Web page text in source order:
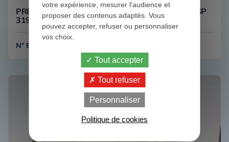
PRENIUM 450DXI 8/4 ATO 2512C AVEC VOIGT SP
3190530 RENAULT
N° B111
votre expérience, mesurer l'audience et
proposer des contenus adaptés. Vous
pouvez accepter, refuser ou personnaliser
vos choix.
Tout accepter
Tout refuser
Personnaliser
Politique de cookies